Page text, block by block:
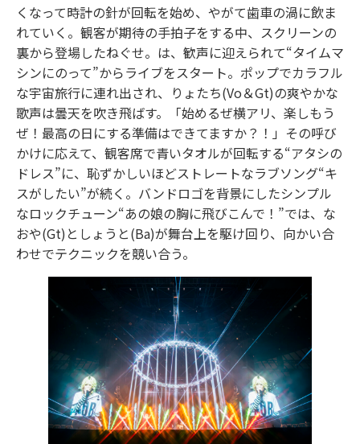
くなって時計の針が回転を始め、やがて歯車の渦に飲ま
れていく。観客が期待の手拍子をする中、スクリーンの
裏から登場したねぐせ。は、歓声に迎えられて“タイムマ
シンにのって”からライブをスタート。ポップでカラフル
な宇宙旅行に連れ出され、りょたち(Vo＆Gt)の爽やかな
歌声は曇天を吹き飛ばす。「始めるぜ横アリ、楽しもう
ぜ！最高の日にする準備はできてますか？！」その呼び
かけに応えて、観客席で青いタオルが回転する“アタシの
ドレス”に、恥ずかしいほどストレートなラブソング“キ
スがしたい”が続く。バンドロゴを背景にしたシンプル
なロックチューン“あの娘の胸に飛びこんで！”では、な
おや(Gt)としょうと(Ba)が舞台上を駆け回り、向かい合
わせでテクニックを競い合う。